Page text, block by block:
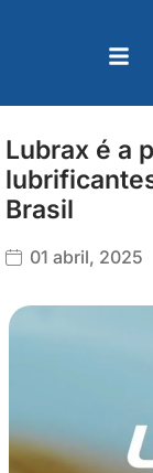
Lubrax é a
Brasil
01 abril, 2025